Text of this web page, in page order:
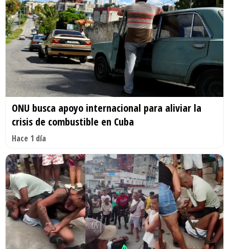
ONU busca apoyo internacional para aliviar la
crisis de combustible en Cuba
Hace 1 día